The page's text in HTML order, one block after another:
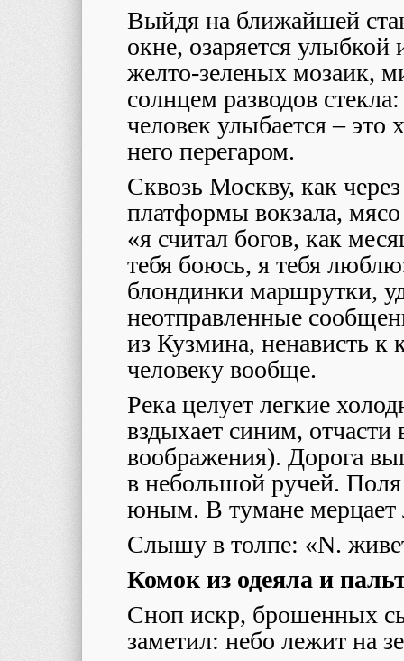
Выйдя на ближайшей
окне, озаряется
желто-зеленых мозаик,
солнцем разводов
человек улыбается –
него перегаром.
Сквозь Москву, как
платформы вокзала,
«я считал богов, как
тебя боюсь, я тебя
блондинки маршрутки,
неотправленные
из Кузмина, ненависть к
человеку вообще.
Река целует легкие
вздыхает синим,
воображения). Дорога
в небольшой ручей.
юным. В тумане мерцает
Слышу в толпе: «N.
Комок из одеяла и
Сноп искр, брошенных
заметил: небо лежит на